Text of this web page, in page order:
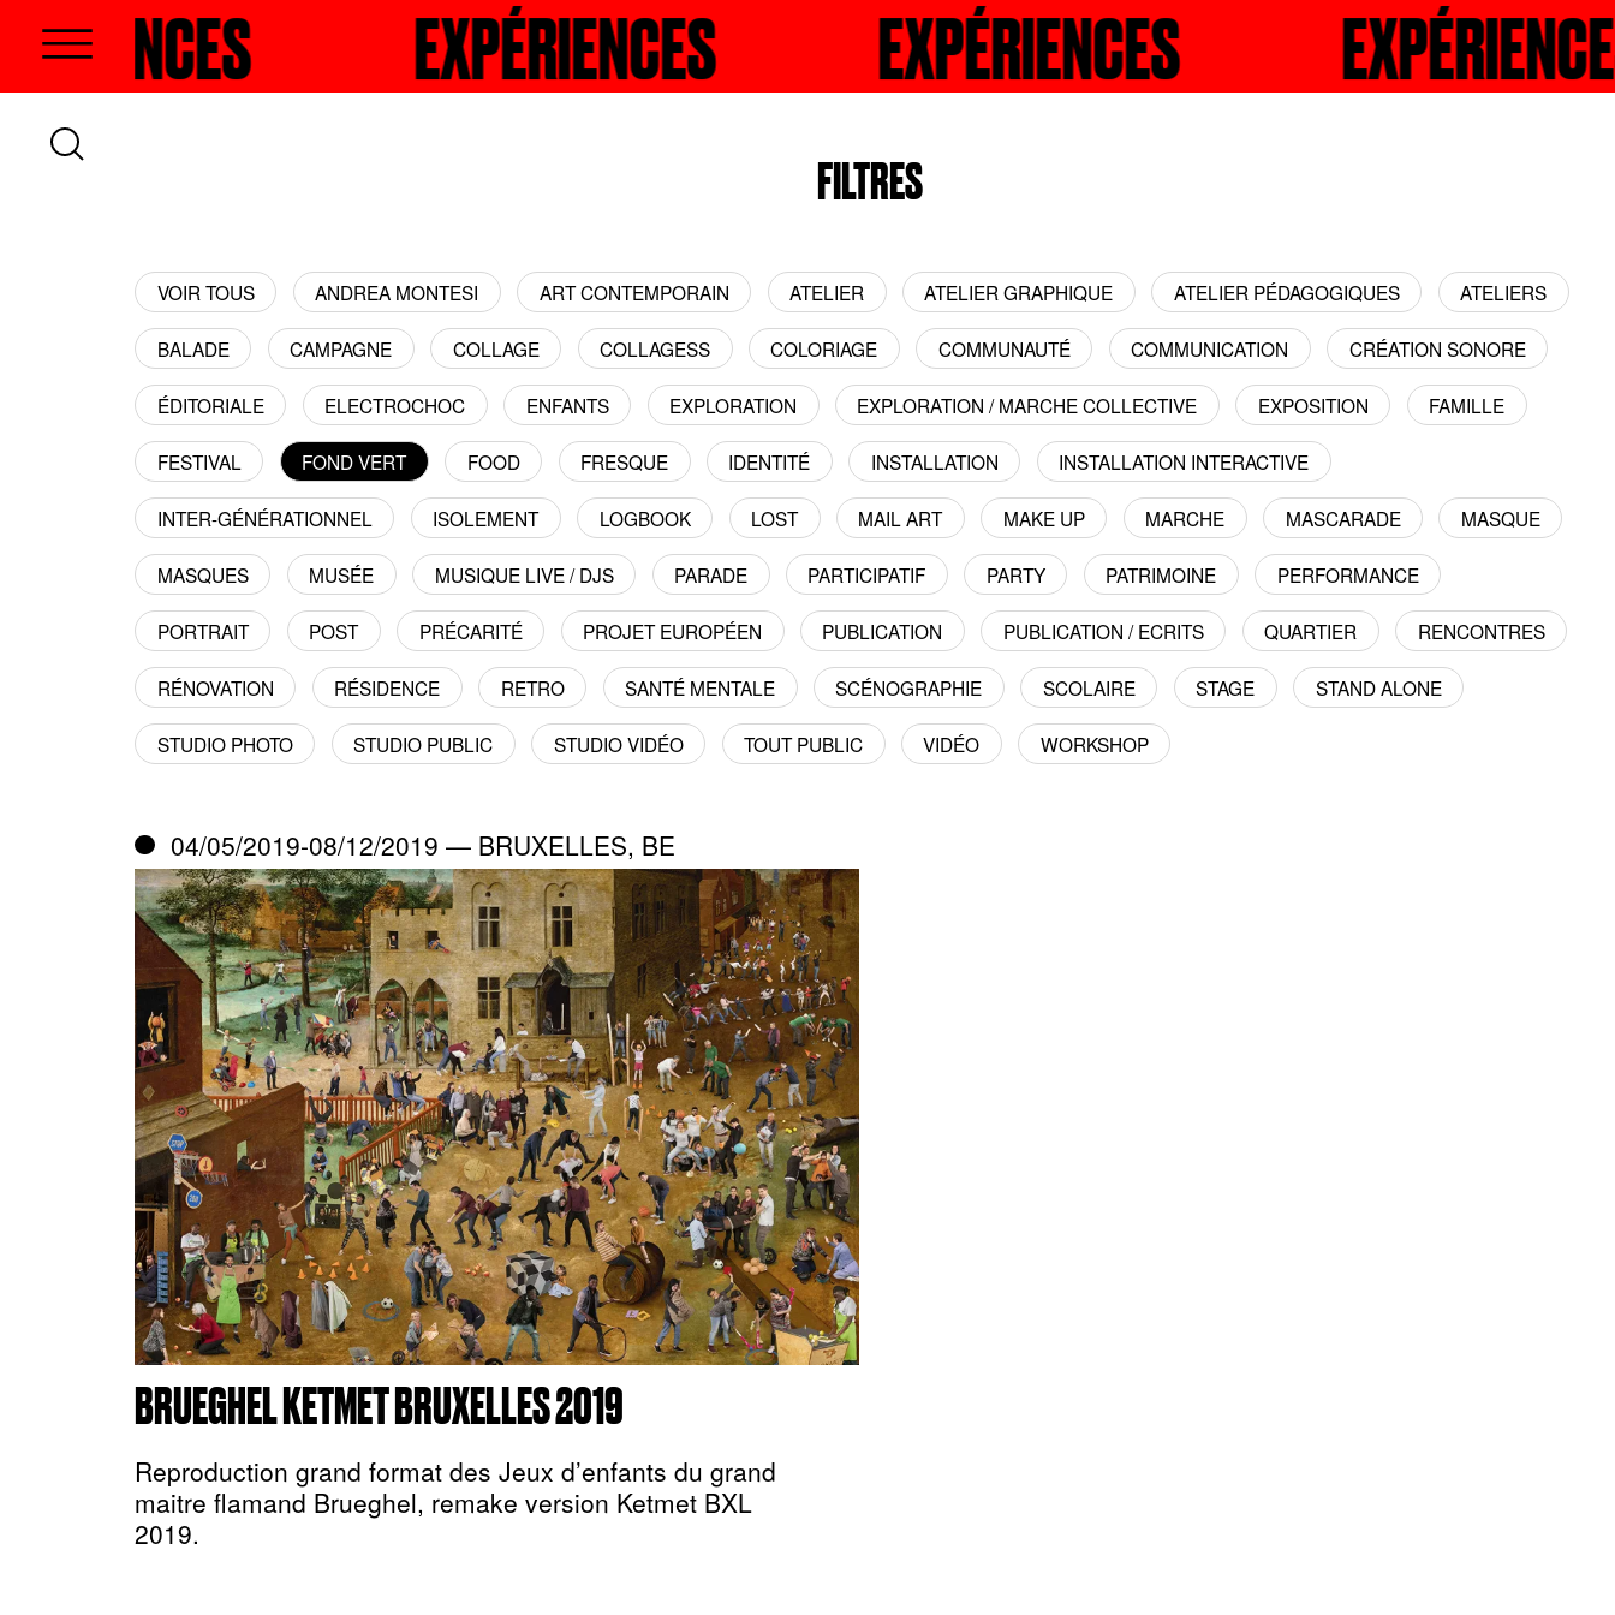
EXPÉRIENCES EXPÉRIENCES EXPÉRIENCES
RECHERCHER RECHERCHER RECHERCHER
FILTRES
VOIR TOUS ANDREA MONTESI ART CONTEMPORAIN ATELIER ATELIER GRAPHIQUE ATELIER PÉDAGOGIQUES ATELIERS
BALADE CAMPAGNE COLLAGE COLLAGESS COLORIAGE COMMUNAUTÉ COMMUNICATION CRÉATION SONORE
ÉDITORIALE ELECTROCHOC ENFANTS EXPLORATION EXPLORATION / MARCHE COLLECTIVE EXPOSITION FAMILLE
FESTIVAL FOND VERT FOOD FRESQUE IDENTITÉ INSTALLATION INSTALLATION INTERACTIVE
INTER-GÉNÉRATIONNEL ISOLEMENT LOGBOOK LOST MAIL ART MAKE UP MARCHE MASCARADE MASQUE
MASQUES MUSÉE MUSIQUE LIVE / DJS PARADE PARTICIPATIF PARTY PATRIMOINE PERFORMANCE
PORTRAIT POST PRÉCARITÉ PROJET EUROPÉEN PUBLICATION PUBLICATION / ECRITS QUARTIER RENCONTRES
RÉNOVATION RÉSIDENCE RETRO SANTÉ MENTALE SCÉNOGRAPHIE SCOLAIRE STAGE STAND ALONE
STUDIO PHOTO STUDIO PUBLIC STUDIO VIDÉO TOUT PUBLIC VIDÉO WORKSHOP
04/05/2019-08/12/2019 — BRUXELLES, BE
BRUEGHEL KETMET BRUXELLES 2019
Reproduction grand format des Jeux d’enfants du grand
maitre flamand Brueghel, remake version Ketmet BXL
2019.